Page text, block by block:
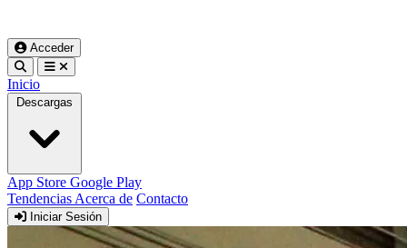
Acceder
Inicio
Descargas
App Store Google Play
Tendencias Acerca de Contacto
Iniciar Sesión